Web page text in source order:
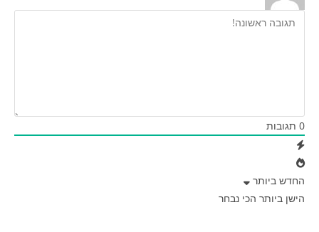
0 תגובות
החדש ביותר
הישן ביותר הכי נבחר